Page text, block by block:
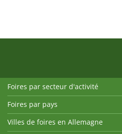
Foires par secteur d'activité
Foires par pays
Villes de foires en Allemagne